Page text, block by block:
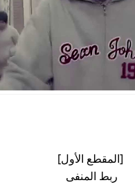
[المقطع الأول]
ربط المنفى